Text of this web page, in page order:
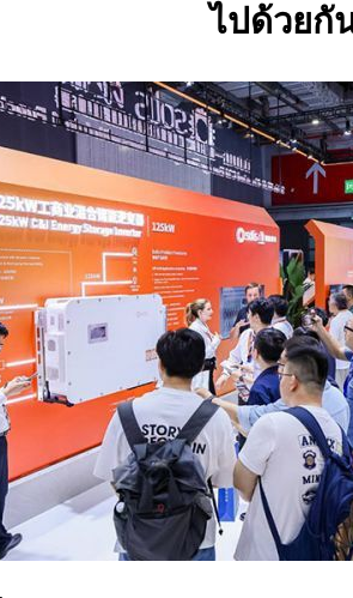
ไปด้วยกั